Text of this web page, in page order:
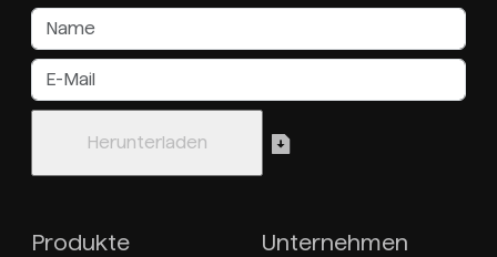
Produkte Unternehmen